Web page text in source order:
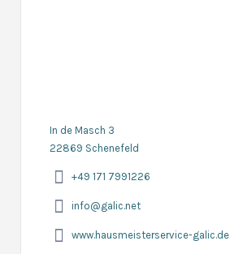
In de Masch 3
22869 Schenefeld
+49 171 7991226
info@galic.net
www.hausmeisterservice-galic.de